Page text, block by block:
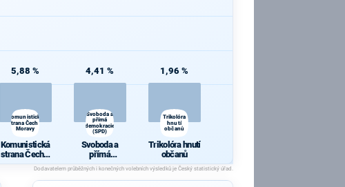
5,88 %
Komunistická
strana Čech a
Moravy
Komunistická
strana Čech a
Moravy
4,41 %
Svoboda a
přímá
demokracie
(SPD)
Svoboda a
přímá
demokracie
(SPD)
1,96 %
Trikolóra
hnutí
občanů
Trikolóra hnutí
občanů